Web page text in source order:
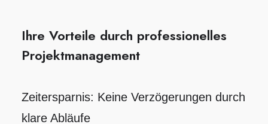
Ihre Vorteile durch professionelles
Projektmanagement
Zeitersparnis: Keine Verzögerungen durch
klare Abläufe